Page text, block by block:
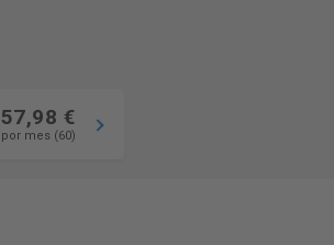
57,98 €
por mes (60)